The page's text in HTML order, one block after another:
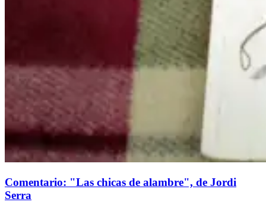
Comentario: "Las chicas de alambre", de Jordi
Serra